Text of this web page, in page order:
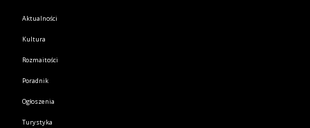
Aktualności
Kultura
Rozmaitości
Poradnik
Ogłoszenia
Turystyka